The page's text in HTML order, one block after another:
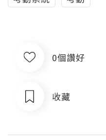
0個讚好
收藏